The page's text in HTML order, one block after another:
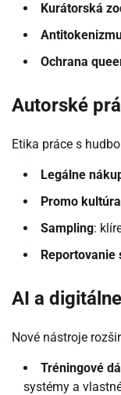
Kurátorská
Ochrana
Autorské
Etika práce s
Legálne
Promo kultúra
Sampling:
Reportovanie
AI a
Nové nástroje
Tréningové
systémy a